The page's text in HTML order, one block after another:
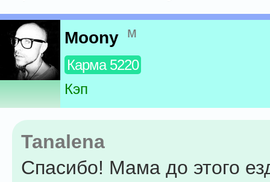
Moony м
Карма 5220
Кэп
Tanalena
Спасибо! Мама до этого